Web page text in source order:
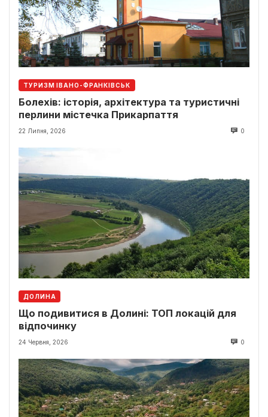
ТУРИЗМ ІВАНО-ФРАНКІВСЬК
Болехів: історія, архітектура та туристичні
перлини містечка Прикарпаття
22 Липня, 2026 0
ДОЛИНА
Що подивитися в Долині: ТОП локацій для
відпочинку
24 Червня, 2026 0